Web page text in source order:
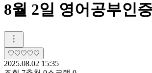
8월 2일 영어공부인
♡♡♡♡♡
2025.08.02 15:35